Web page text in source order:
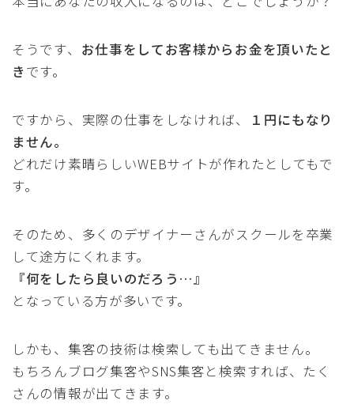
そうです、 お仕事をしてお客様からお金を頂いたと
きです。
ですから、実際の仕事をしなければ、
１円にもなり
ません。
どれだけ素晴らしいWEBサイトが作れたとしてもで
す。
そのため、多くのデザイナーさんがスクールを卒業
して途方にくれます。
『何をしたら良いのだろう…』
となっている方が多いです。
しかも、集客の技術は検索しても出てきません。
もちろんブログ集客やSNS集客と検索すれば、たく
さんの情報が出てきます。